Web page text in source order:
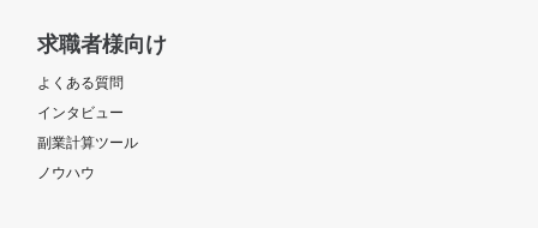
求職者様向け
よくある質問
インタビュー
副業計算ツール
ノウハウ